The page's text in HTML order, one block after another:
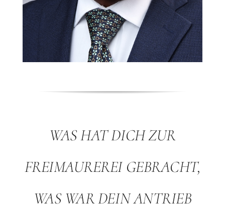
WAS HAT DICH ZUR
FREIMAUREREI GEBRACHT,
WAS WAR DEIN ANTRIEB